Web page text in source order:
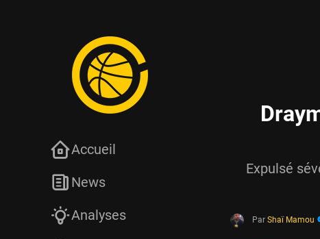
Expulsé
Par Shaï Mamou
Accueil
News
Analyses